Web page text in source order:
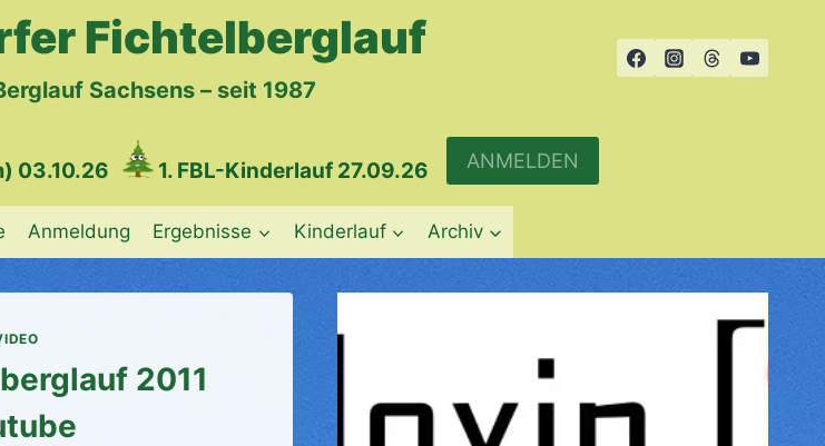
Fichtelberglauf
Sachsens – seit 1987
03.10.26 1. FBL-Kinderlauf 27.09.26 ANMELDEN
Anmeldung Ergebnisse Kinderlauf Archiv
2011